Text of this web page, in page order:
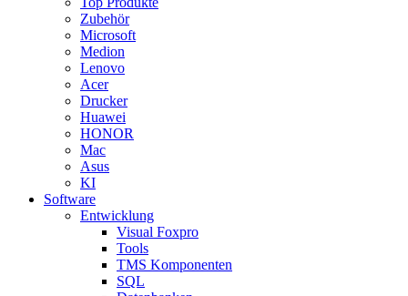
Zubehör
Microsoft
Medion
Lenovo
Acer
Drucker
Huawei
HONOR
Mac
Asus
KI
Software
Entwicklung
Visual Foxpro
Tools
TMS Komponenten
SQL